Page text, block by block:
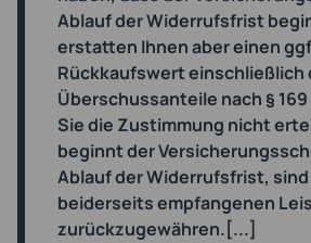
Ablauf der Widerrufsfrist
erstatten Ihnen aber einen
Rückkaufswert einschließlich
Überschussanteile nach § 169
Sie die Zustimmung nicht
beginnt der
Ablauf der Widerrufsfrist, sind
beiderseits empfangenen
zurückzugewähren.[...]